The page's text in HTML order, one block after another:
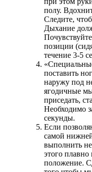
полу.
Следите,
Дыхание
позиции
течение 3-5
поставить
наружу под
ягодичные
приседать,
Необходимо
секунды.
Если
самой
выполнить
этого плавно
положение.